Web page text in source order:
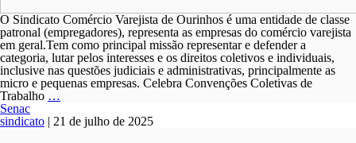
O Sindicato Comércio Varejista de Ourinhos é uma entidade de classe
patronal (empregadores), representa as empresas do comércio varejista
em geral.Tem como principal missão representar e defender a
categoria, lutar pelos interesses e os direitos coletivos e individuais,
inclusive nas questões judiciais e administrativas, principalmente as
micro e pequenas empresas. Celebra Convenções Coletivas de
Trabalho …
Senac
sindicato | 21 de julho de 2025